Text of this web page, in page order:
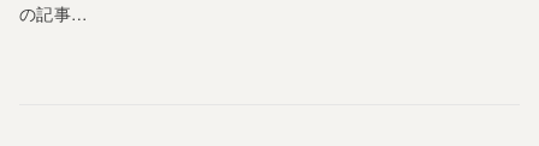
の記事…